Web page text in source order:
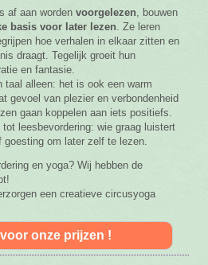
af aan worden voorgelezen, bouwen
basis voor later lezen. Ze leren
hoe verhalen in elkaar zitten en
draagt. Tegelijk groeit hun
en fantasie.
taal alleen: het is ook een warm
gevoel van plezier en verbondenheid
gaan koppelen aan iets positiefs.
leesbevordering: wie graag luistert
goesting om later zelf te lezen.
en yoga? Wij hebben de
een creatieve circusyoga
onze prijzen !